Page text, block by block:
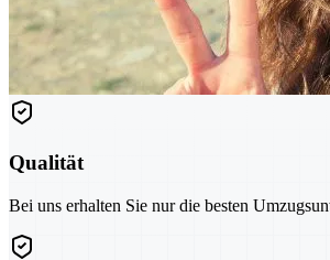
Qualität
Bei uns erhalten Sie nur die besten